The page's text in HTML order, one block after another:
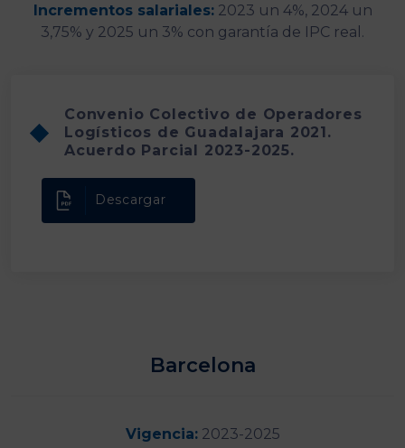
Incrementos salariales:2023 un 4%, 2024 un
3,75% y 2025 un 3% con garantía de IPC real.
Convenio Colectivo de Operadores
Logísticos de Guadalajara 2021.
Acuerdo Parcial 2023-2025.
Descargar
Barcelona
Vigencia:2023-2025